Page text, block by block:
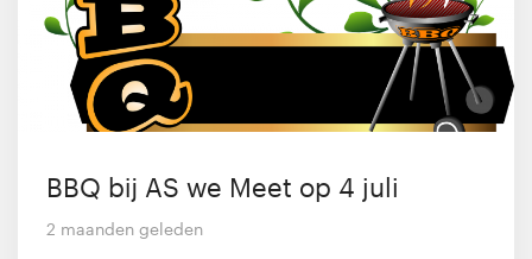
BBQ bij AS we Meet op 4 juli
2 maanden geleden